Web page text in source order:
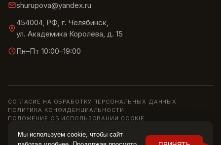
shurupova@yandex.ru
454004, РФ, г. Челябинск,
ул. Академика Королёва, д. 15
Пн–Пт 10:00–19:00
СОГЛАСИЕ НА ОБРАБОТКУ ПЕРСОНАЛЬНЫХ ДАННЫХ
ПОЛИТИКА КОНФИДЕНЦИАЛЬНОСТИ
ПОЛОЖЕНИЕ ОБ ИСПОЛЬЗОВАНИИ COOKIE
Информация на сайте носит справочный характер и не является
Мы используем cookie, чтобы сайт